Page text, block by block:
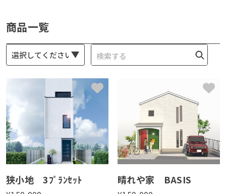
LDKの広さ
16帖〜20帖 21帖〜25帖 26帖以上 6帖〜15帖
建坪
31坪〜35坪
41〜50坪
吹抜
吹抜あり 吹抜なし
和室
商品一覧
検
索:
狭小地 3ﾌﾟﾗﾝｾｯﾄ 晴れや家 BASIS